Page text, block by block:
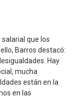
que los
Barros destacó:
Hay
mucha
están en la
en las